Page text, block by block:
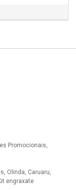
Promocionais,
Olinda, Caruaru,
engraxate